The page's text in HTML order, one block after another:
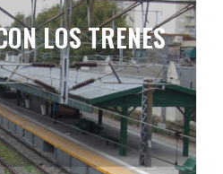
LOS TRENES